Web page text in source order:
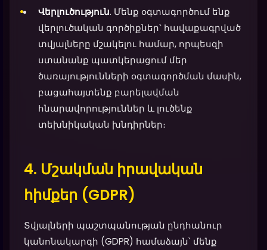
Վերլուծություն. Մենք օգտագործում ենք
վերլուծական գործիքներ՝ հավաքագրված
տվյալները մշակելու համար, որպեսզի
ստանանք պատկերացում մեր
ծառայությունների օգտագործման մասին,
բացահայտենք բարելավման
հնարավորություններ և լուծենք
տեխնիկական խնդիրներ։
4. Մշակման իրավական
հիմքեր (GDPR)
Տվյալների պաշտպանության ընդհանուր
կանոնակարգի (GDPR) համաձայն՝ մենք